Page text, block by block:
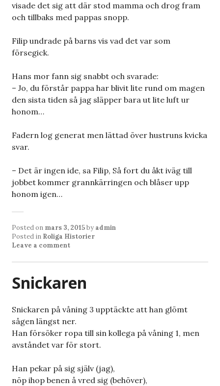
visade det sig att där stod mamma och drog fram
och tillbaks med pappas snopp.
Filip undrade på barns vis vad det var som
försegick.
Hans mor fann sig snabbt och svarade:
– Jo, du förstår pappa har blivit lite rund om magen
den sista tiden så jag släpper bara ut lite luft ur
honom…
Fadern log generat men lättad över hustruns kvicka
svar.
– Det är ingen ide, sa Filip, Så fort du åkt iväg till
jobbet kommer grannkärringen och blåser upp
honom igen…
Posted on mars 3, 2015by admin
Posted in Roliga Historier
Leave a comment
Snickaren
Snickaren på våning 3 upptäckte att han glömt
sågen längst ner.
Han försöker ropa till sin kollega på våning 1, men
avståndet var för stort.
Han pekar på sig själv (jag),
nöp ihop benen å vred sig (behöver),